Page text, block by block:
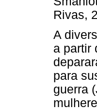
Rivas,
A
a partir
para
guerra